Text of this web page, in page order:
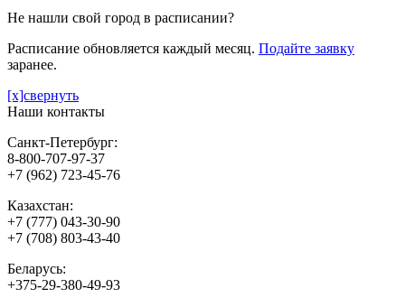
Не нашли свой город в расписании?
Расписание обновляется каждый месяц. Подайте заявку
заранее.
[x]свернуть
Наши контакты
Санкт-Петербург:
8-800-707-97-37
+7 (962) 723-45-76
Казахстан:
+7 (777) 043-30-90
+7 (708) 803-43-40
Беларусь:
+375-29-380-49-93